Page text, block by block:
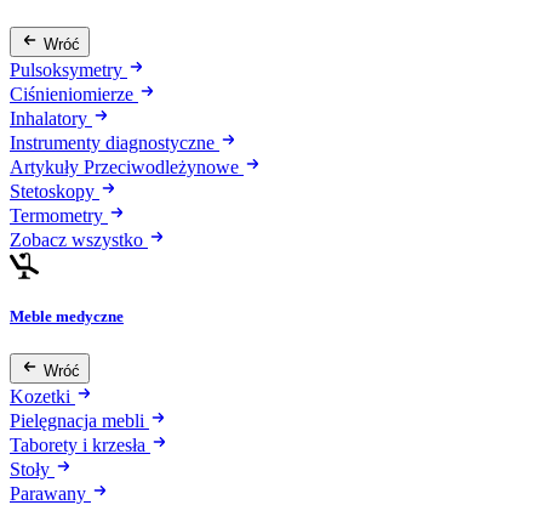
Wróć
Pulsoksymetry
Ciśnieniomierze
Inhalatory
Instrumenty diagnostyczne
Artykuły Przeciwodleżynowe
Stetoskopy
Termometry
Zobacz wszystko
Meble medyczne
Wróć
Kozetki
Pielęgnacja mebli
Taborety i krzesła
Stoły
Parawany